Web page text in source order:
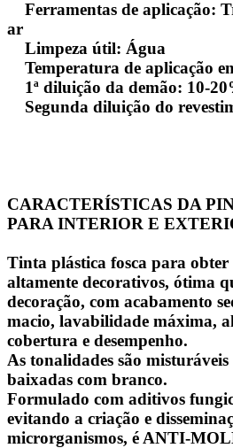
Ferramentas de aplicação:
ar
Limpeza útil: Água
Temperatura de aplicação
1ª diluição da demão: 10-
Segunda diluição do
CARACTERÍSTICAS DA
PARA INTERIOR E
Tinta plástica fosca para obter
altamente decorativos, ótima
decoração, com acabamento
macio, lavabilidade máxima,
cobertura e desempenho.
As tonalidades são misturáveis
baixadas com branco.
Formulado com aditivos
evitando a criação e
microrganismos, é ANTI-